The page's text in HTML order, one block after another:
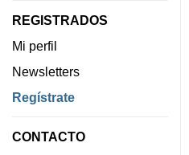
REGISTRADOS
Mi perfil
Newsletters
Regístrate
CONTACTO